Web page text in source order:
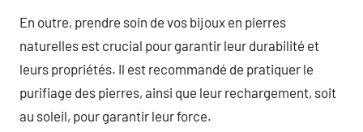
En outre, prendre soin de vos bijoux en pierres
naturelles est crucial pour garantir leur durabilité et
leurs propriétés. Il est recommandé de pratiquer le
purifiage des pierres, ainsi que leur rechargement, soit
au soleil, pour garantir leur force.